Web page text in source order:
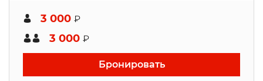
3 000 ₽
3 000 ₽
Бронировать